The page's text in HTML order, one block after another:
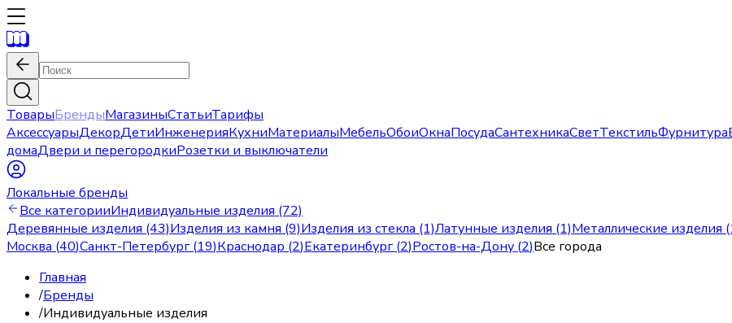
ТоварыБрендыМагазиныСтатьиТарифы
АксессуарыДекорДетиИнженерияКухниМатериалыМебельОбоиОкнаПосудаСантехникаСветТекстильФурнитура
домаДвери и перегородкиРозетки и выключатели
Локальные бренды
Все категорииИндивидуальные изделия (72)
Деревянные изделия (43)Изделия из камня (9)Изделия из стекла (1)Латунные изделия (1)Металлические изделия
Москва (40)Санкт-Петербург(19)Краснодар (2)Екатеринбург(2)Ростов-на-Дону (2)Все города
Главная
/Бренды
/Индивидуальные изделия